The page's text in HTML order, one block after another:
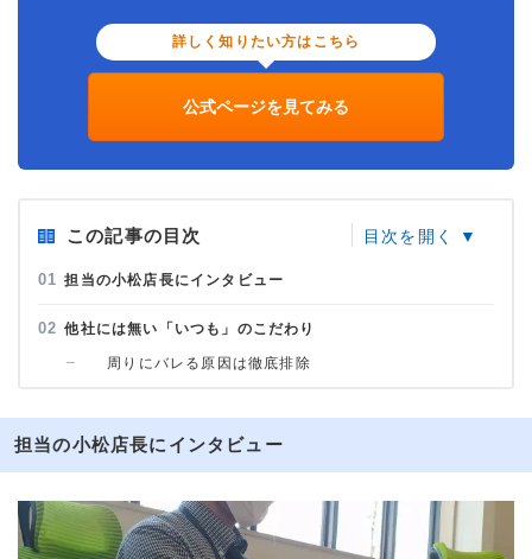
詳しく知りたい方はこちら
公式ページを見てみる
この記事の目次
担当の小松店長にインタビュー
他社には無い「いつも」のこだわり
周りにバレる原因は徹底排除
担当の小松店長にインタビュー